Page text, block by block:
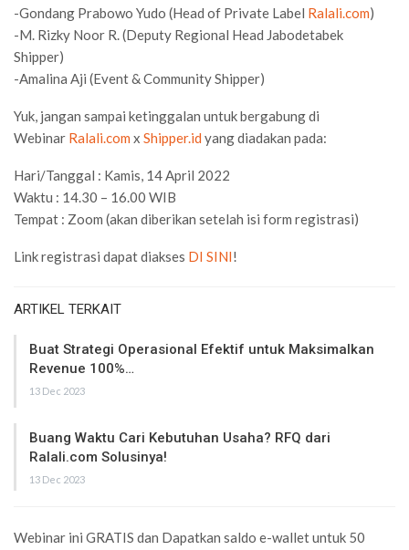
-Gondang Prabowo Yudo (Head of Private Label Ralali.com)
-M. Rizky Noor R. (Deputy Regional Head Jabodetabek
Shipper)
-Amalina Aji (Event & Community Shipper)
Yuk, jangan sampai ketinggalan untuk bergabung di
Webinar Ralali.com x Shipper.id yang diadakan pada:
Hari/Tanggal : Kamis, 14 April 2022
Waktu : 14.30 – 16.00 WIB
Tempat : Zoom (akan diberikan setelah isi form registrasi)
Link registrasi dapat diakses DI SINI!
ARTIKEL TERKAIT
Buat Strategi Operasional Efektif untuk Maksimalkan
Revenue 100%…
13 Dec 2023
Buang Waktu Cari Kebutuhan Usaha? RFQ dari
Ralali.com Solusinya!
13 Dec 2023
Webinar ini GRATIS dan Dapatkan saldo e-wallet untuk 50